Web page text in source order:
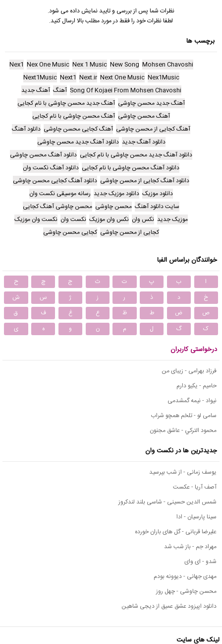
نظرات شما پس از بررسی و تایید نمایش داده می شود.
لطفا نظرات خود را فقط در مورد مطلب بالا ارسال کنید.
برچسب ها
Mohsen Chavoshi
New Song
Nex 1 Music
Nex One Music
Nex1
Nex1Music
Next One Music
Next.ir
Next1
Next1Music
Song Of Kojaei From Mohsen Chavoshi آهنگ آهنگ جدید
آهنگ جدید محسن چاوشی آهنگ جدید محسن چاوشی با نام کجایی
آهنگ محسن چاوشی آهنگ محسن چاوشی با نام کجایی
آهنگ کجایی از محسن چاوشی آهنگ کجایی محسن چاوشی دانلود آهنگ
دانلود آهنگ جدید دانلود آهنگ جدید محسن چاوشی
دانلود آهنگ جدید محسن چاوشی با نام کجایی دانلود آهنگ محسن چاوشی
دانلود آهنگ محسن چاوشی با نام کجایی دانلود آهنگ نکست وان
دانلود آهنگ کجایی از محسن چاوشی دانلود آهنگ کجایی محسن چاوشی
دانلود موزیک دانلود موزیک جدید رسانه موسیقی نکست وان
سایت دانلود آهنگ محسن چاوشی محسن چاوشی آهنگ کجایی
موزیک جدید نکس وان نکس وان موزیک نکست وان نکست وان موزیک
کجایی از محسن چاوشی کجایی محسن چاوشی
خوانندگان براساس الفبا
ا ب پ ت ث ج چ
ح
خ
د ذ ر ز ژ س
ش
ص
ض ط ظ ع غ ف
ق
ک
گ ل م ن و ه ی
درخواستی کاربران
فرزاد بهرامی - زیبای من
حامیم - یکیو دارم
نیواد - نیمه گمشدمی
سامی لو - تلخم همچو شراب
محمود التركي - عاشق مجنون
جدیدترین ها در نکست وان
یوسف زمانی - از شب بپرسید
آصف آریا - عکست
شمس الدین حسینی - شاسی بلند لندکروز
سینا پارسیان - ادا
علیرضا قربانی - گل های باران خورده
مهراد جم - باز شب شد
شدو - ای وای
مهدی جهانی - دیوونه بودم
محسن چاوشی - چهل روز
دانلود اپیزود عشق عمیق از دیجی شاهین
لینک های سایت